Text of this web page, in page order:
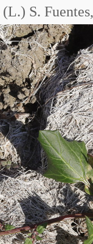
(L.) S.